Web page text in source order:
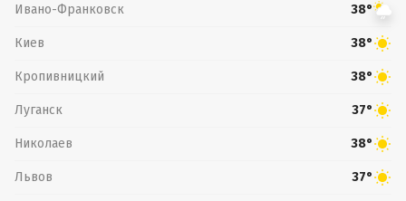
Ивано-Франковск 38°
Киев 38°
Кропивницкий 38°
Луганск 37°
Николаев 38°
Львов 37°